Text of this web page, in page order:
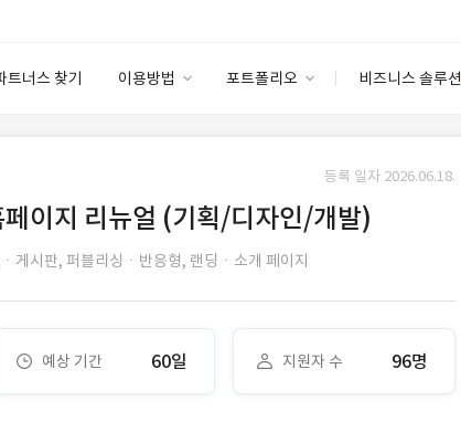
트너스 찾기 이용방법 포트폴리오 비즈니스 솔루션
이용요금
고객센터
안심 코드 케어
솔루션 마켓
스토어
등록 일자 2026.06.18.
이지 리뉴얼 (기획/디자인/개발)
게시판, 퍼블리싱ㆍ반응형, 랜딩ㆍ소개 페이지
예상 기간 60일 지원자 수 96명